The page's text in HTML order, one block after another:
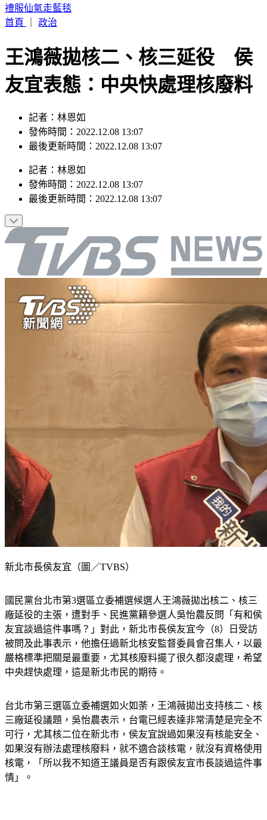
連敗
首頁
政治
王鴻薇拋核二、核三延役 侯
友宜表態：中央快處理核廢料
記者：林恩如
發佈時間：2022.12.08 13:07
最後更新時間：2022.12.08 13:07
記者 ： 林恩如
發佈時間： 2022.12.08 13:07
最後更新時間： 2022.12.08 13:07
新北市長侯友宜（圖／TVBS）
國民黨台北市第3選區立委補選候選人王鴻薇拋出核二、核三
廠延役的主張，遭對手、民進黨籍參選人吳怡農反問「有和侯
友宜談過這件事嗎？」對此，新北市長侯友宜今（8）日受訪
被問及此事表示，他擔任過新北核安監督委員會召集人，以最
嚴格標準把關是最重要，尤其核廢料擺了很久都沒處理，希望
中央趕快處理，這是新北市民的期待。
台北市第三選區立委補選如火如荼，王鴻薇拋出支持核二、核
三廠延役議題，吳怡農表示，台電已經表達非常清楚是完全不
可行，尤其核二位在新北市，侯友宜說過如果沒有核能安全、
如果沒有辦法處理核廢料，就不適合談核電，就沒有資格使用
核電，「所以我不知道王議員是否有跟侯友宜市長談過這件事
情」。